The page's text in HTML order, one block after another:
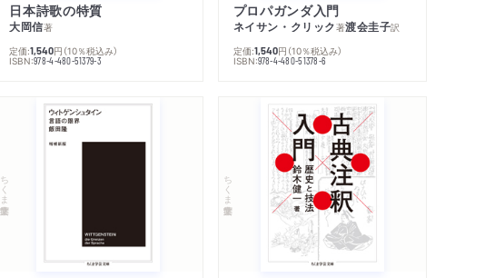
日本詩歌の特質
大岡信著
定価:1,540円 （10％税込み）
ISBN:978-4-480-51379-3
プロパガンダ入門
ネイサン・クリック著渡会圭子訳
定価:1,540円 （10％税込み）
ISBN:978-4-480-51378-6
ちくま学芸文庫 ちくま学芸文庫